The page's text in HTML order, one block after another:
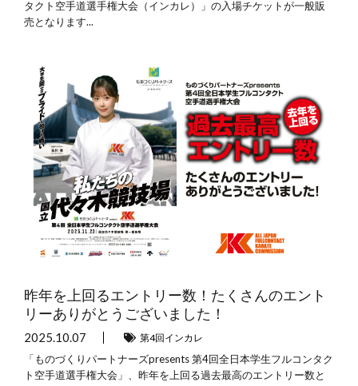
タクト空手道選手権大会（インカレ）」の入場チケットが一般販
売となります...
昨年を上回るエントリー数！たくさんのエント
リーありがとうございました！
2025.10.07 第4回インカレ
「ものづくりパートナーズpresents 第4回全日本学生フルコンタク
ト空手道選手権大会」、昨年を上回る過去最高のエントリー数と